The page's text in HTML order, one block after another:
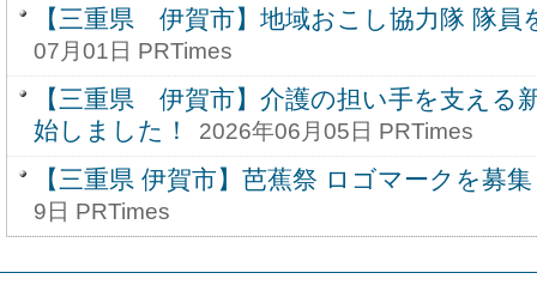
【三重県 伊賀市】地域おこし協力隊 隊員
07月01日 PRTimes
【三重県 伊賀市】介護の担い手を支える
始しました！
2026年06月05日 PRTimes
【三重県 伊賀市】芭蕉祭 ロゴマークを募
9日 PRTimes